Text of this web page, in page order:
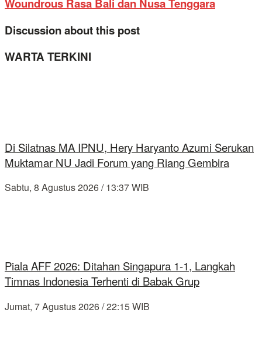
Discussion about this post
WARTA TERKINI
Di Silatnas MA IPNU, Hery Haryanto Azumi Serukan
Muktamar NU Jadi Forum yang Riang Gembira
Sabtu, 8 Agustus 2026 / 13:37 WIB
Piala AFF 2026: Ditahan Singapura 1-1, Langkah
Timnas Indonesia Terhenti di Babak Grup
Jumat, 7 Agustus 2026 / 22:15 WIB